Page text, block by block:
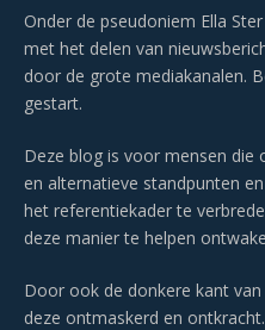
Onder de pseudoniem Ella
met het delen van
door de grote mediakanalen.
gestart.
Deze blog is voor mensen die
en alternatieve standpunten
het referentiekader te
deze manier te helpen
Door ook de donkere kant
deze ontmaskerd en